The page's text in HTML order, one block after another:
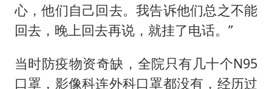
心，他们自己回去。我告诉他们总之不能
回去，晚上回去再说，就挂了电话。”
当时防疫物资奇缺，全院只有几十个N95
口罩，影像科连外科口罩都没有，经历过